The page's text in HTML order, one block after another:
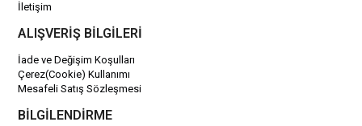
İletişim
ALIŞVERİŞ BİLGİLERİ
İade ve Değişim Koşulları
Çerez(Cookie) Kullanımı
Mesafeli Satış Sözleşmesi
BİLGİLENDİRME